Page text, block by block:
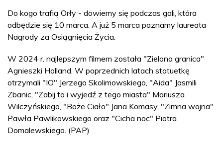
Do kogo trafią Orły - dowiemy się podczas gali, która
odbędzie się 10 marca. A już 5 marca poznamy laureata
Nagrody za Osiągnięcia Życia.
W 2024 r. najlepszym filmem została "Zielona granica"
Agnieszki Holland. W poprzednich latach statuetkę
otrzymali "IO" Jerzego Skolimowskiego, "Aida" Jasmili
Zbanic, "Zabij to i wyjedź z tego miasta" Mariusza
Wilczyńskiego, "Boże Ciało" Jana Komasy, "Zimna wojna"
Pawła Pawlikowskiego oraz "Cicha noc" Piotra
Domalewskiego. (PAP)